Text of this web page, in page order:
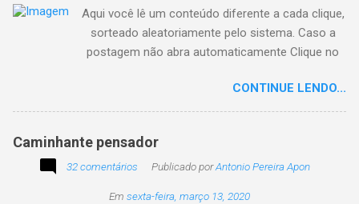
Aqui você lê um conteúdo diferente a cada clique,
sorteado aleatoriamente pelo sistema. Caso a
postagem não abra automaticamente Clique no
CONTINUE LENDO...
Caminhante pensador
32 comentários Publicado porAntonio Pereira Apon
Em sexta-feira, março 13, 2020